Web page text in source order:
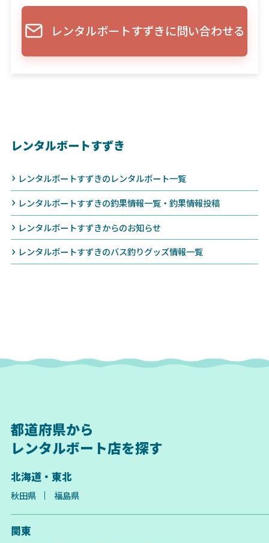
レンタルボートすずきに問い合わせる
レンタルボートすずき
レンタルボートすずきのレンタルボート一覧
レンタルボートすずきの釣果情報一覧・釣果情報投稿
レンタルボートすずきからのお知らせ
レンタルボートすずきのバス釣りグッズ情報一覧
都道府県から
レンタルボート店を探す
北海道・東北
秋田県 福島県
関東